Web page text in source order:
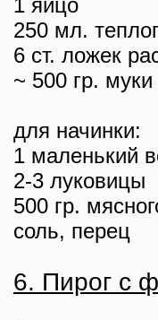
1 яйцо
250 мл.
6 ст. ложек
~ 500 гр. муки
для начинки:
1 маленький
2-3 луковицы
500 гр.
соль, перец
6. Пирог с